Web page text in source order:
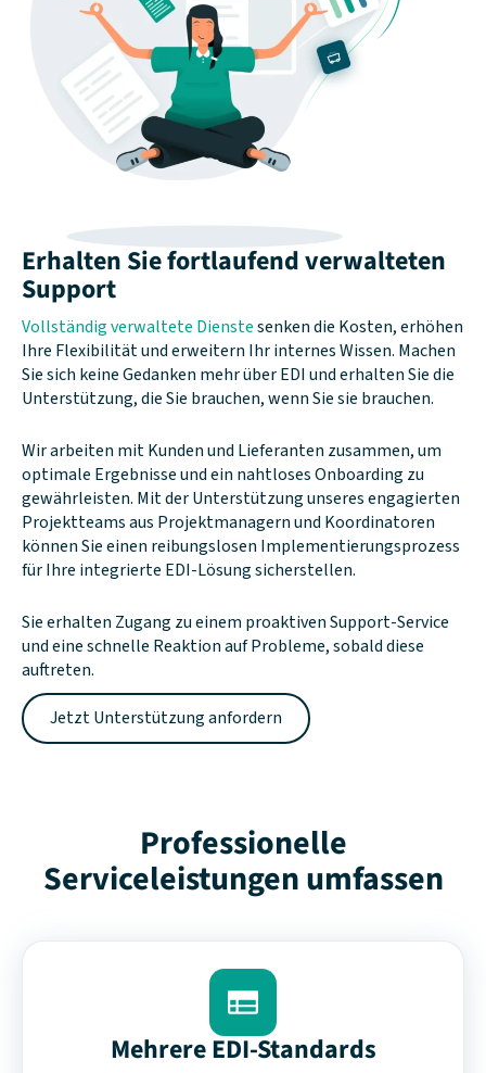
Erhalten Sie fortlaufend verwalteten
Support
Vollständig verwaltete Dienstesenken die Kosten, erhöhen
Ihre Flexibilität und erweitern Ihr internes Wissen. Machen
Sie sich keine Gedanken mehr über EDI und erhalten Sie die
Unterstützung, die Sie brauchen, wenn Sie sie brauchen.
Wir arbeiten mit Kunden und Lieferanten zusammen, um
optimale Ergebnisse und ein nahtloses Onboarding zu
gewährleisten. Mit der Unterstützung unseres engagierten
Projektteams aus Projektmanagern und Koordinatoren
können Sie einen reibungslosen Implementierungsprozess
für Ihre integrierte EDI-Lösung sicherstellen.
Sie erhalten Zugang zu einem proaktiven Support-Service
und eine schnelle Reaktion auf Probleme, sobald diese
auftreten.
Jetzt Unterstützung anfordern
Professionelle
Serviceleistungen umfassen
Mehrere EDI-Standards